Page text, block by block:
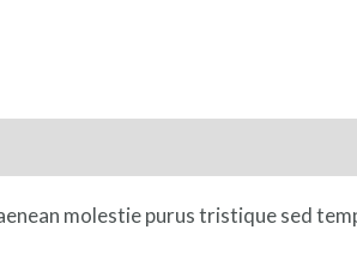
molestie purus tristique sed